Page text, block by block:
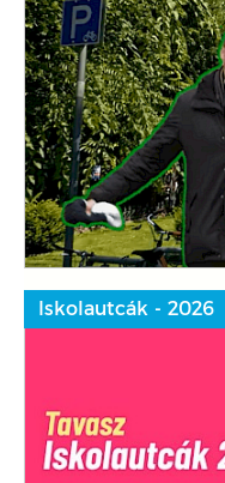
Iskolautcák - 2026